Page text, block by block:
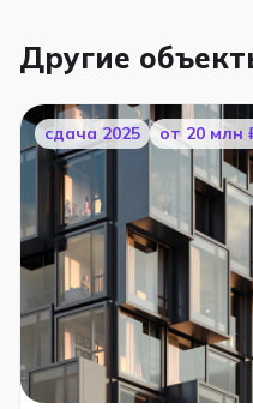
Другие
cдача 2025 от 20 млн